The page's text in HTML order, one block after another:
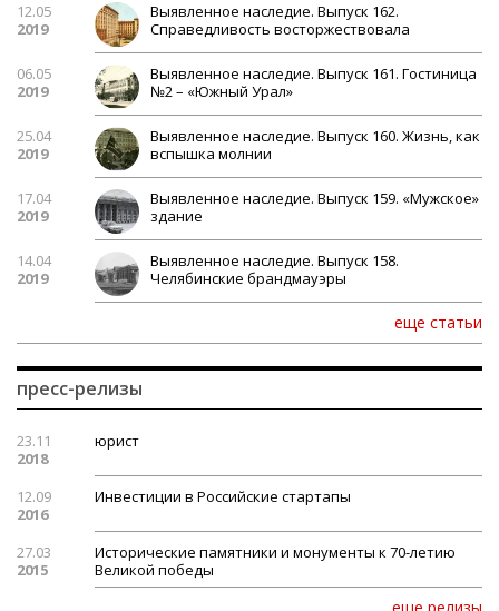
12.05
2019
Выявленное наследие. Выпуск 162.
Справедливость восторжествовала
06.05
2019
Выявленное наследие. Выпуск 161. Гостиница
№2 – «Южный Урал»
25.04
2019
Выявленное наследие. Выпуск 160. Жизнь, как
вспышка молнии
17.04
2019
Выявленное наследие. Выпуск 159. «Мужское»
здание
14.04
2019
Выявленное наследие. Выпуск 158.
Челябинские брандмауэры
еще статьи
пресс-релизы
23.11
2018
юрист
12.09
2016
Инвестиции в Российские стартапы
27.03
2015
Исторические памятники и монументы к 70-летию
Великой победы